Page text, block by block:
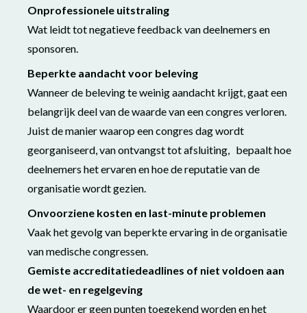
Onprofessionele uitstraling
Wat leidt tot negatieve feedback van deelnemers en
sponsoren.
Beperkte aandacht voor beleving
Wanneer de beleving te weinig aandacht krijgt, gaat een
belangrijk deel van de waarde van een congres verloren.
Juist de manier waarop een congres dag wordt
georganiseerd, van ontvangst tot afsluiting, bepaalt hoe
deelnemers het ervaren en hoe de reputatie van de
organisatie wordt gezien.
Onvoorziene kosten en last-minute problemen
Vaak het gevolg van beperkte ervaring in de organisatie
van medische congressen.
Gemiste accreditatiedeadlines of niet voldoen aan
de wet- en regelgeving
Waardoor er geen punten toegekend worden en het